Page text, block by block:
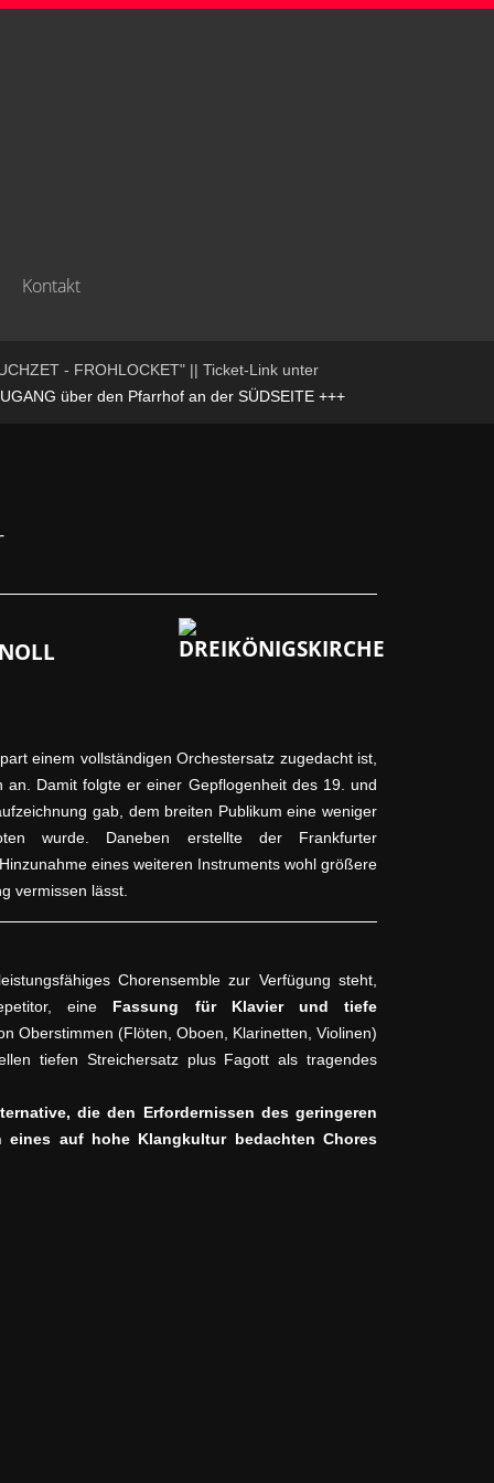
Kontakt
- FROHLOCKET" || Ticket-Link unter
über den Pfarrhof an der SÜDSEITE +++
einem vollständigen Orchestersatz zugedacht ist,
Damit folgte er einer Gepflogenheit des 19. und
gab, dem breiten Publikum eine weniger
wurde. Daneben erstellte der Frankfurter
eines weiteren Instruments wohl größere
vermissen lässt.
Chorensemble zur Verfügung steht,
eine Fassung für Klavier und tiefe
Oberstimmen (Flöten, Oboen, Klarinetten, Violinen)
tiefen Streichersatz plus Fagott als tragendes
die den Erfordernissen des geringeren
auf hohe Klangkultur bedachten Chores